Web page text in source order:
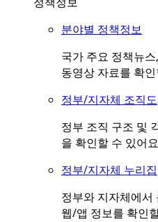
분야별 정책정보
국가 주요 정책뉴
동영상 자료를 확
정부/지자체 조직도
정부 조직 구조 및
을 확인할 수 있어요
정부/지자체 누리집
정부와 지자체에서
웹/앱 정보를 확인